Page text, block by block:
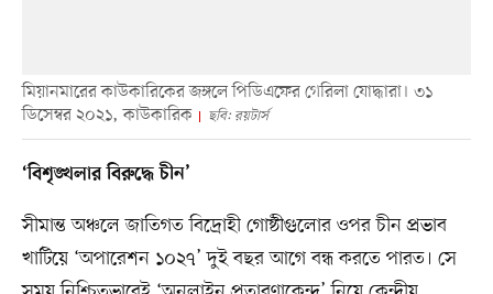
মিয়ানমারের কাউকারিকের জঙ্গলে পিডিএফের গেরিলা যোদ্ধারা। ৩১
ডিসেম্বর ২০২১, কাউকারিক
ছবি: রয়টার্স
‘বিশৃঙ্খলার বিরুদ্ধে চীন’
সীমান্ত অঞ্চলে জাতিগত বিদ্রোহী গোষ্ঠীগুলোর ওপর চীন প্রভাব
খাটিয়ে ‘অপারেশন ১০২৭’ দুই বছর আগে বন্ধ করতে পারত। সে